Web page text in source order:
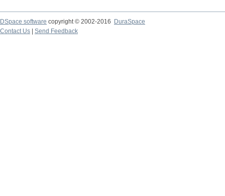
DSpace software copyright © 2002-2016
DuraSpace
Contact Us
Send Feedback